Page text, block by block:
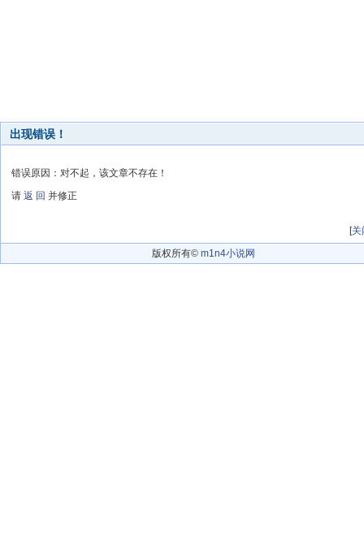
出现错误！
错误原因：对不起，该文章不存在！
请 返 回 并修正
[关
版权所有© m1n4小说网